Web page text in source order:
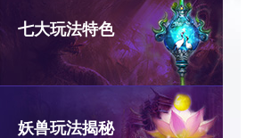
七大玩法特色
妖兽玩法揭秘